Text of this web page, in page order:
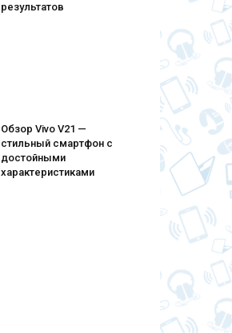
результатов
Обзор Vivo V21 —
стильный смартфон с
достойными
характеристиками